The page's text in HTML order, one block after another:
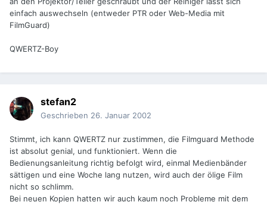
einfach auswechseln (entweder PTR oder Web-Media mit
FilmGuard)
QWERTZ-Boy
stefan2
Geschrieben 26. Januar 2002
Stimmt, ich kann QWERTZ nur zustimmen, die Filmguard Methode
ist absolut genial, und funktioniert. Wenn die
Bedienungsanleitung richtig befolgt wird, einmal Medienbänder
sättigen und eine Woche lang nutzen, wird auch der ölige Film
nicht so schlimm.
Bei neuen Kopien hatten wir auch kaum noch Probleme mit dem